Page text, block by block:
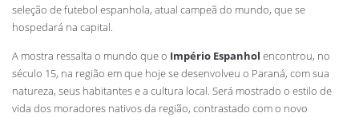
seleção de futebol espanhola, atual campeã do mundo, que se
hospedará na capital.
A mostra ressalta o mundo que o Império Espanhol encontrou, no
século 15, na região em que hoje se desenvolveu o Paraná, com sua
natureza, seus habitantes e a cultura local. Será mostrado o estilo de
vida dos moradores nativos da região, contrastado com o novo